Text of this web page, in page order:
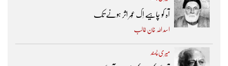
آہ کو چاہیے اِک عُمر اثر ہونے تک ​
اسد اللہ خان غالب
میری پسند